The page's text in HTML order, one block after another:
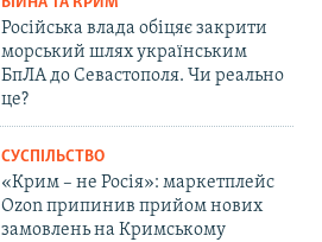
Російська влада обіцяє закрити
морський шлях українським
БпЛА до Севастополя. Чи реально
це?
СУСПІЛЬСТВО
«Крим – не Росія»: маркетплейс
Ozon припинив прийом нових
замовлень на Кримському